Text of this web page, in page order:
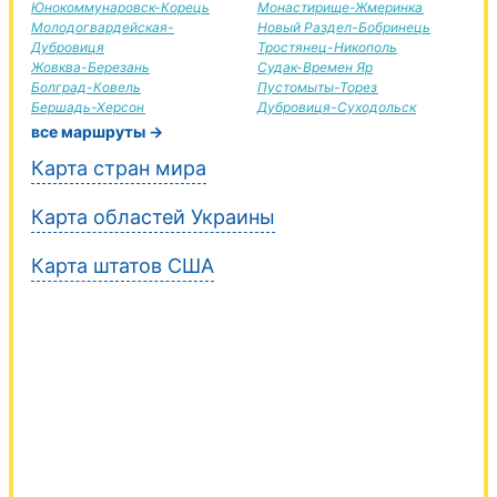
Юнокоммунаровск-Корець
Молодогвардейская-
Дубровиця
Жовква-Березань
Болград-Ковель
Бершадь-Херсон
Монастирище-Жмеринка
Новый Раздел-Бобринець
Тростянец-Никополь
Судак-Времен Яр
Пустомыты-Торез
Дубровиця-Суходольск
все маршруты →
Карта стран мира
Карта областей Украины
Карта штатов США